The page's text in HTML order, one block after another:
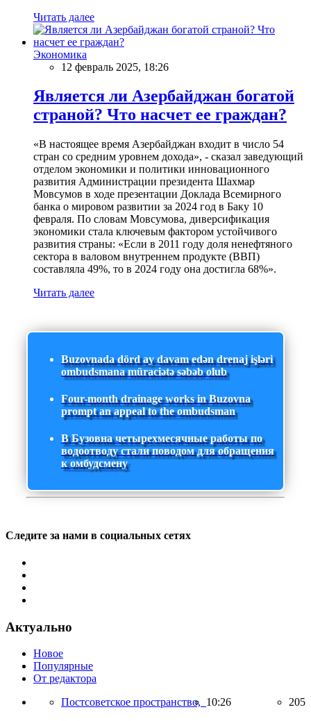
Читать далее
Экономика
12 февраль 2025, 18:26
Является ли Азербайджан богатой
страной? Что насчет ее граждан?
«В настоящее время Азербайджан входит в число 54
стран со средним уровнем дохода», - сказал заведующий
отделом экономики и политики инновационного
развития Администрации президента Шахмар
Мовсумов в ходе презентации Доклада Всемирного
банка о мировом развитии за 2024 год в Баку 10
февраля. По словам Мовсумова, диверсификация
экономики стала ключевым фактором устойчивого
развития страны: «Если в 2011 году доля ненефтяного
сектора в валовом внутреннем продукте (ВВП)
составляла 49%, то в 2024 году она достигла 68%».
Читать далее
Buzovnada dörd ay davam edən drenaj işləri
ombudsmana müraciətə səbəb olub
Four-month drainage works in Buzovna
prompt an appeal to the ombudsman
В Бузовна четырехмесячные работы по
водоотводу стали поводом для обращения
к омбудсмену
Следите за нами в социальных сетях
Актуально
Новое
Популярные
От редактора
Постсоветское пространство, 10:26 205